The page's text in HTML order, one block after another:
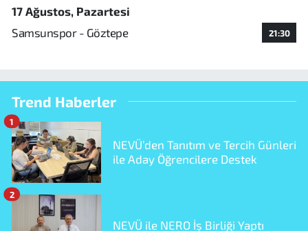
17 Ağustos, Pazartesi
Samsunspor - Göztepe
21:30
Trend Haberler
NEVÜ’den Tanıtım ve Tercih Günleri
ile Aday Öğrencilere Destek
1
NEVÜ ile NERO İş Birliği Yaptı
2